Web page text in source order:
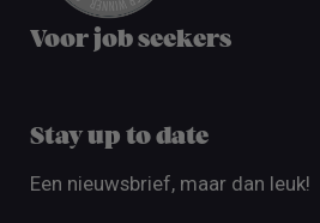
Voor job seekers
Stay up to date
Een nieuwsbrief, maar dan leuk!